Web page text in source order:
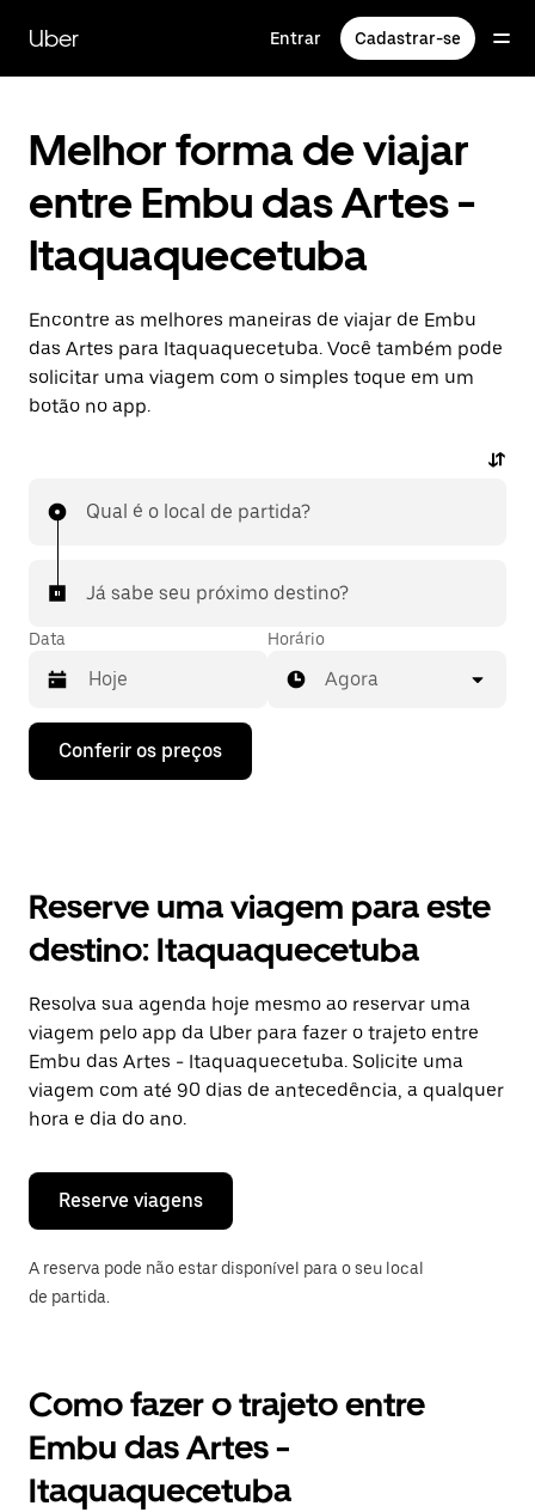
para
conteúdo
Uber Entrar Cadastrar-se
Melhor forma de viajar
entre Embu das Artes -
Itaquaquecetuba
Encontre as melhores maneiras de viajar de Embu
das Artes para Itaquaquecetuba. Você também pode
solicitar uma viagem com o simples toque em um
botão no app.
Qual é o local de partida?
Já sabe seu próximo destino?
Data
Pressione
seta
o
e
uma
data.
Pressione
a
tecla
“ESC”
para
o
calendário.
Horário
Agora
Conferir os preços
Reserve uma viagem para este
destino: Itaquaquecetuba
Resolva sua agenda hoje mesmo ao reservar uma
viagem pelo app da Uber para fazer o trajeto entre
Embu das Artes - Itaquaquecetuba. Solicite uma
viagem com até 90 dias de antecedência, a qualquer
hora e dia do ano.
Reserve viagens
A reserva pode não estar disponível para o seu local
de partida.
Como fazer o trajeto entre
Embu das Artes -
Itaquaquecetuba